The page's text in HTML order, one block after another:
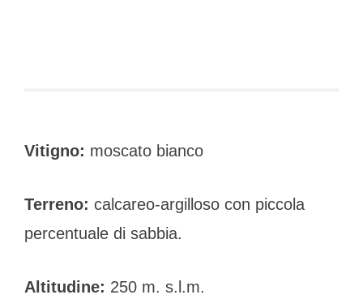
Vitigno: moscato bianco
Terreno: calcareo-argilloso con piccola
percentuale di sabbia.
Altitudine: 250 m. s.l.m.